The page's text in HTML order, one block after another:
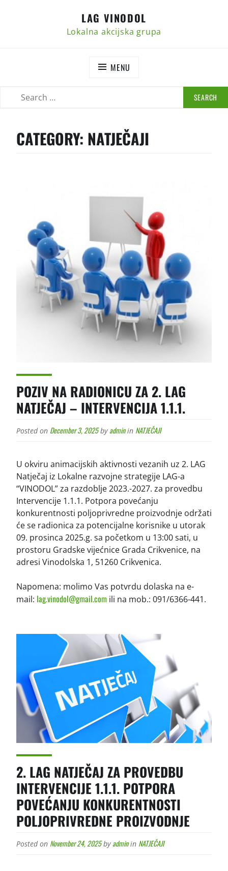
LAG VINODOL
Lokalna akcijska grupa
MENU
CATEGORY: NATJEČAJI
POZIV NA RADIONICU ZA 2. LAG
NATJEČAJ – INTERVENCIJA 1.1.1.
Posted on December 3, 2025 by admin in NATJEČAJI
U okviru animacijskih aktivnosti vezanih uz 2. LAG
Natječaj iz Lokalne razvojne strategije LAG-a
“VINODOL” za razdoblje 2023.-2027. za provedbu
Intervencije 1.1.1. Potpora povećanju
konkurentnosti poljoprivredne proizvodnje održati
će se radionica za potencijalne korisnike u utorak
09. prosinca 2025.g. sa početkom u 13:00 sati, u
prostoru Gradske vijećnice Grada Crikvenice, na
adresi Vinodolska 1, 51260 Crikvenica.
Napomena: molimo Vas potvrdu dolaska na e-
mail: lag.vinodol@gmail.com ili na mob.: 091/6366-441.
2. LAG NATJEČAJ ZA PROVEDBU
INTERVENCIJE 1.1.1. POTPORA
POVEĆANJU KONKURENTNOSTI
POLJOPRIVREDNE PROIZVODNJE
Posted on November 24, 2025 by admin in NATJEČAJI